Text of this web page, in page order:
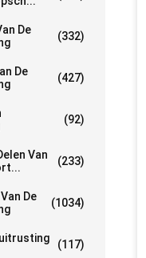
De
(332)
De
(427)
(92)
Van
(233)
De
(1034)
(117)